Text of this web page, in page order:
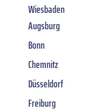
Wiesbaden
Augsburg
Bonn
Chemnitz
Düsseldorf
Freiburg